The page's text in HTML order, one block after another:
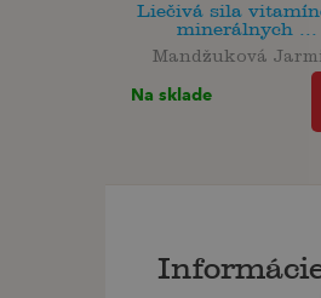
Liečivá sila
minerálnych ...
Mandžuková
Na sklade